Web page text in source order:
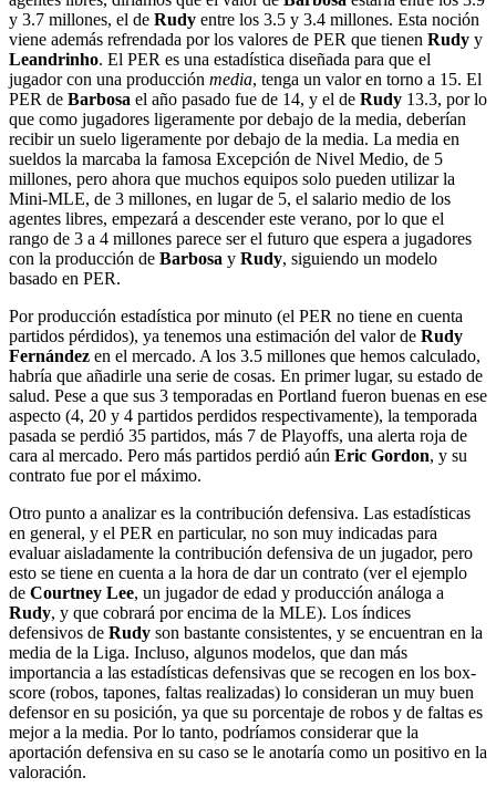
y 3.7 millones, el de Rudy entre los 3.5 y 3.4 millones. Esta noción
viene además refrendada por los valores de PER que tienen Rudy y
Leandrinho. El PER es una estadística diseñada para que el
jugador con una producción media, tenga un valor en torno a 15. El
PER de Barbosa el año pasado fue de 14, y el de Rudy 13.3, por lo
que como jugadores ligeramente por debajo de la media, deberían
recibir un suelo ligeramente por debajo de la media. La media en
sueldos la marcaba la famosa Excepción de Nivel Medio, de 5
millones, pero ahora que muchos equipos solo pueden utilizar la
Mini-MLE, de 3 millones, en lugar de 5, el salario medio de los
agentes libres, empezará a descender este verano, por lo que el
rango de 3 a 4 millones parece ser el futuro que espera a jugadores
con la producción de Barbosa y Rudy, siguiendo un modelo
basado en PER.
Por producción estadística por minuto (el PER no tiene en cuenta
partidos pérdidos), ya tenemos una estimación del valor de Rudy
Fernández en el mercado. A los 3.5 millones que hemos calculado,
habría que añadirle una serie de cosas. En primer lugar, su estado de
salud. Pese a que sus 3 temporadas en Portland fueron buenas en ese
aspecto (4, 20 y 4 partidos perdidos respectivamente), la temporada
pasada se perdió 35 partidos, más 7 de Playoffs, una alerta roja de
cara al mercado. Pero más partidos perdió aún Eric Gordon, y su
contrato fue por el máximo.
Otro punto a analizar es la contribución defensiva. Las estadísticas
en general, y el PER en particular, no son muy indicadas para
evaluar aisladamente la contribución defensiva de un jugador, pero
esto se tiene en cuenta a la hora de dar un contrato (ver el ejemplo
de Courtney Lee, un jugador de edad y producción análoga a
Rudy, y que cobrará por encima de la MLE). Los índices
defensivos de Rudy son bastante consistentes, y se encuentran en la
media de la Liga. Incluso, algunos modelos, que dan más
importancia a las estadísticas defensivas que se recogen en los box-
score (robos, tapones, faltas realizadas) lo consideran un muy buen
defensor en su posición, ya que su porcentaje de robos y de faltas es
mejor a la media. Por lo tanto, podríamos considerar que la
aportación defensiva en su caso se le anotaría como un positivo en la
valoración.